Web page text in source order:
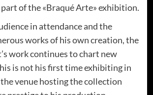
part of the «Braqué Arte» exhibition.
in attendance and the
works of his own creation, the
work continues to chart new
is not his first time exhibiting in
venue hosting the collection